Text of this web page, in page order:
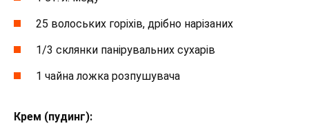
25 волоських горіхів, дрібно нарізаних
1/3 склянки панірувальних сухарів
1 чайна ложка розпушувача
Крем (пудинг):